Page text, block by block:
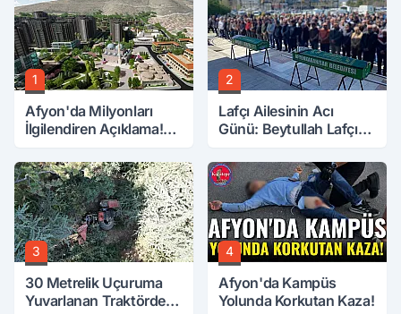
1
Afyon'da Milyonları
İlgilendiren Açıklama!
2
Lafçı Ailesinin Acı
Günü: Beytullah Lafçı
3
30 Metrelik Uçuruma
Yuvarlanan Traktörden
4
Afyon'da Kampüs
Yolunda Korkutan Kaza!